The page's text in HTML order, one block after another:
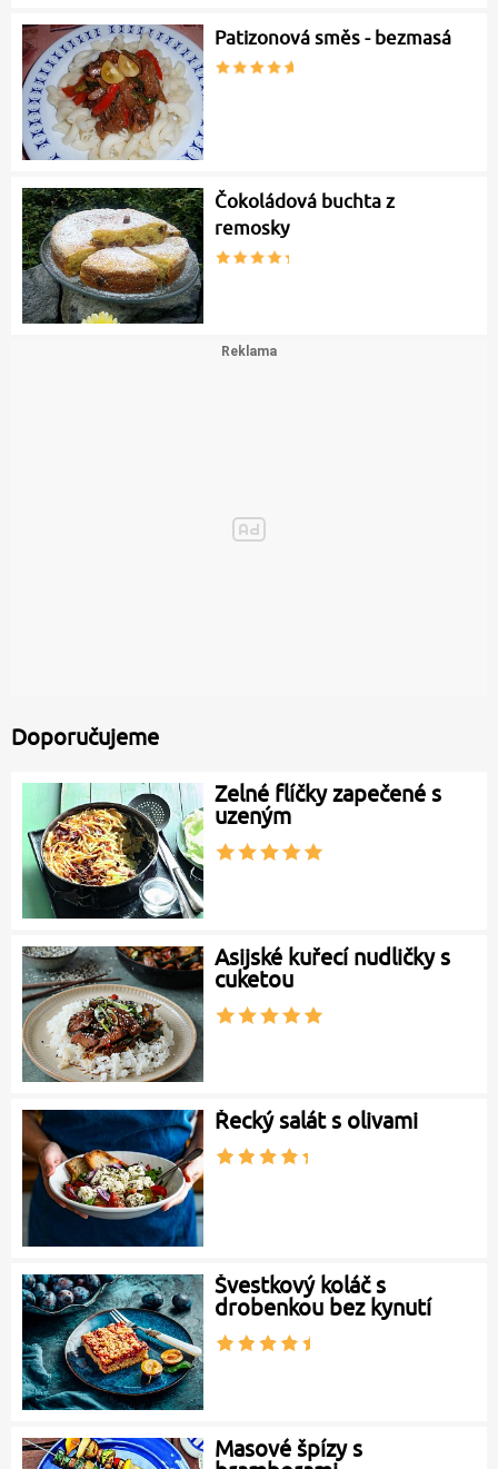
Patizonová směs - bezmasá
Čokoládová buchta z
remosky
Doporučujeme
Zelné flíčky zapečené s
uzeným
Asijské kuřecí nudličky s
cuketou
Řecký salát s olivami
Švestkový koláč s
drobenkou bez kynutí
Masové špízy s